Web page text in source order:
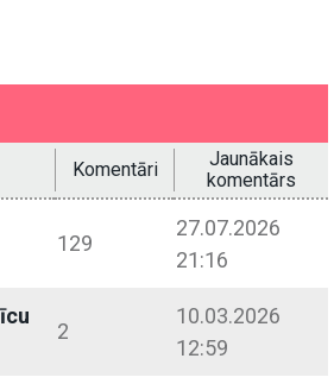
Komentāri
Jaunākais
komentārs
129
27.07.2026
21:16
2
10.03.2026
12:59